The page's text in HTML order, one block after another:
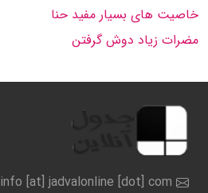
خاصیت های بسیار مفید حنا
مضرات زیاد دوش گرفتن
info [at] jadvalonline [dot] com